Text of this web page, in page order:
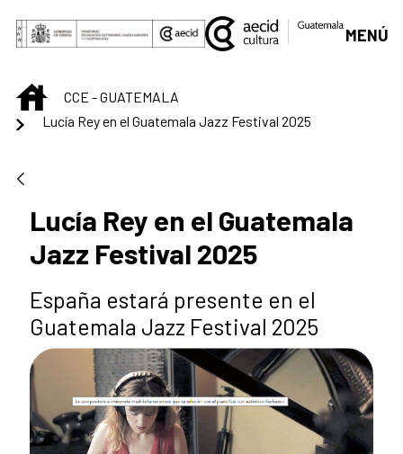
Saltar al contenido principal
MENÚ
INICIOCCE - GUATEMALA
Lucía Rey en el Guatemala Jazz Festival 2025
Lucía Rey en el Guatemala
Jazz Festival 2025
España estará presente en el
Guatemala Jazz Festival 2025